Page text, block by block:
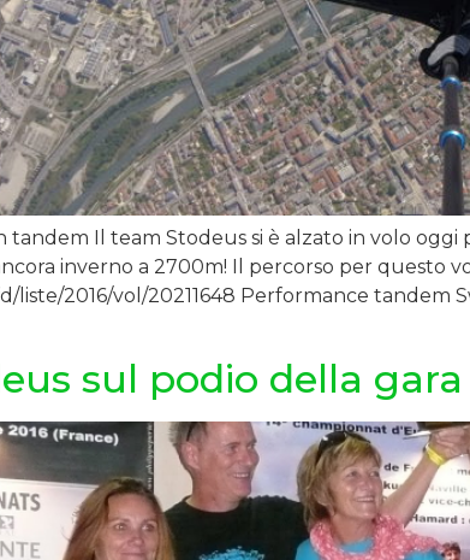
tandem Il team Stodeus si è alzato in volo
inverno a 2700m! Il percorso per questo
liste/2016/vol/20211648 Performance tandem
sul podio della